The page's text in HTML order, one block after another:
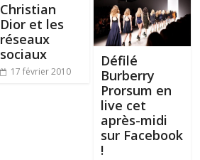
Christian
Dior et les
réseaux
sociaux
17 février 2010
Défilé
Burberry
Prorsum en
live cet
après-midi
sur Facebook
!